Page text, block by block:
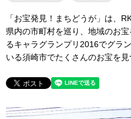
「お宝発見！まちどうが」は、
県内の市町村を巡り、地域のお
るキャラグランプリ2016でグラ
いる須崎市でたくさんのお宝を見